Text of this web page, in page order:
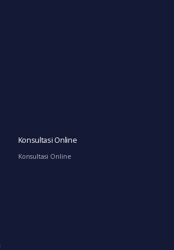
Konsultasi Online
Konsultasi Online